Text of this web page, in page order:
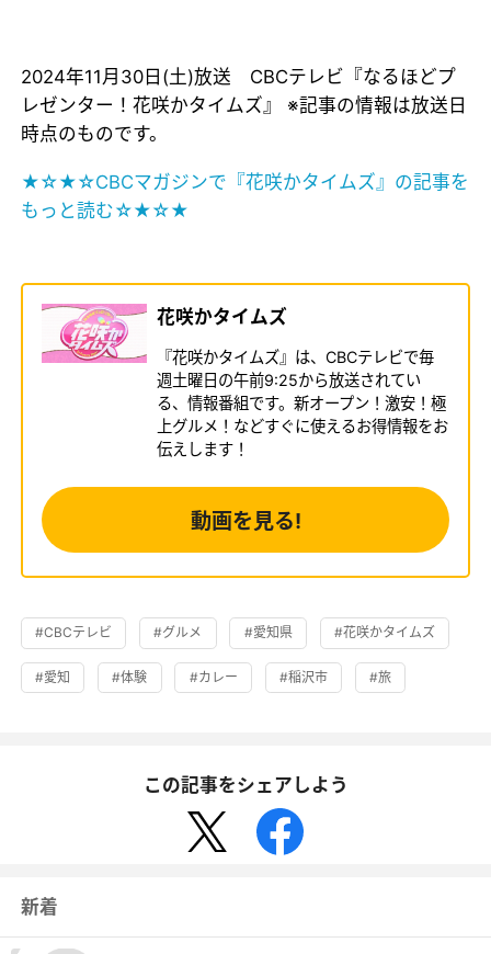
2024年11月30日(土)放送 CBCテレビ『なるほどプ
レゼンター！花咲かタイムズ』 ※記事の情報は放送日
時点のものです。
★☆★☆CBCマガジンで『花咲かタイムズ』の記事を
もっと読む☆★☆★
花咲かタイムズ
『花咲かタイムズ』は、CBCテレビで毎
週土曜日の午前9:25から放送されてい
る、情報番組です。新オープン！激安！極
上グルメ！などすぐに使えるお得情報をお
伝えします！
動画を見る!
#CBCテレビ #グルメ #愛知県 #花咲かタイムズ
#愛知 #体験 #カレー #稲沢市 #旅
この記事をシェアしよう
新着